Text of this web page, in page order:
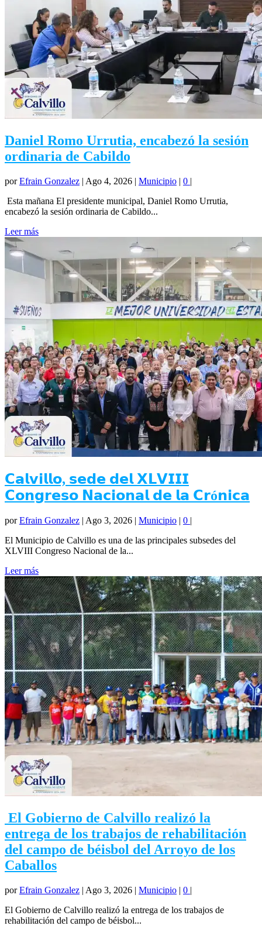
Daniel Romo Urrutia, encabezó la sesión
ordinaria de Cabildo
porEfrain Gonzalez | Ago 4, 2026 | Municipio | 0 |
Esta mañana El presidente municipal, Daniel Romo Urrutia,
encabezó la sesión ordinaria de Cabildo...
Leer más
𝗖𝗮𝗹𝘃𝗶𝗹𝗹𝗼, 𝘀𝗲𝗱𝗲 𝗱𝗲𝗹 𝗫𝗟𝗩𝗜𝗜𝗜
𝗖𝗼𝗻𝗴𝗿𝗲𝘀𝗼 𝗡𝗮𝗰𝗶𝗼𝗻𝗮𝗹 𝗱𝗲 𝗹𝗮 𝗖𝗿ó𝗻𝗶𝗰𝗮
porEfrain Gonzalez | Ago 3, 2026 | Municipio | 0 |
El Municipio de Calvillo es una de las principales subsedes del
XLVIII Congreso Nacional de la...
Leer más
El Gobierno de Calvillo realizó la
entrega de los trabajos de rehabilitación
del campo de béisbol del Arroyo de los
Caballos
porEfrain Gonzalez | Ago 3, 2026 | Municipio | 0 |
El Gobierno de Calvillo realizó la entrega de los trabajos de
rehabilitación del campo de béisbol...